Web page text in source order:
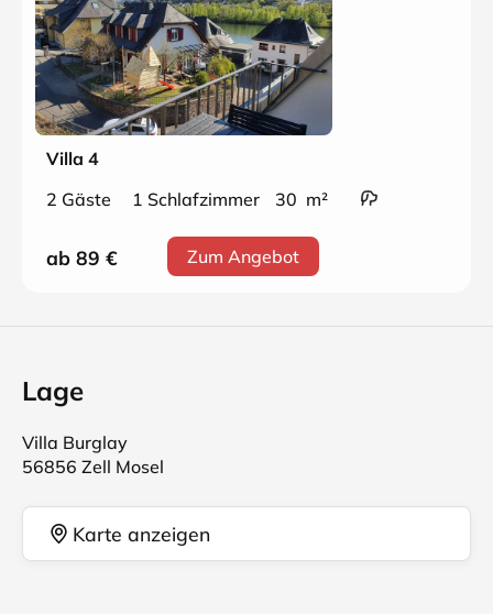
Villa 4
2 Gäste
1 Schlafzimmer 30 m²
ab 89 € Zum Angebot
Lage
Villa Burglay
56856 Zell Mosel
Karte anzeigen